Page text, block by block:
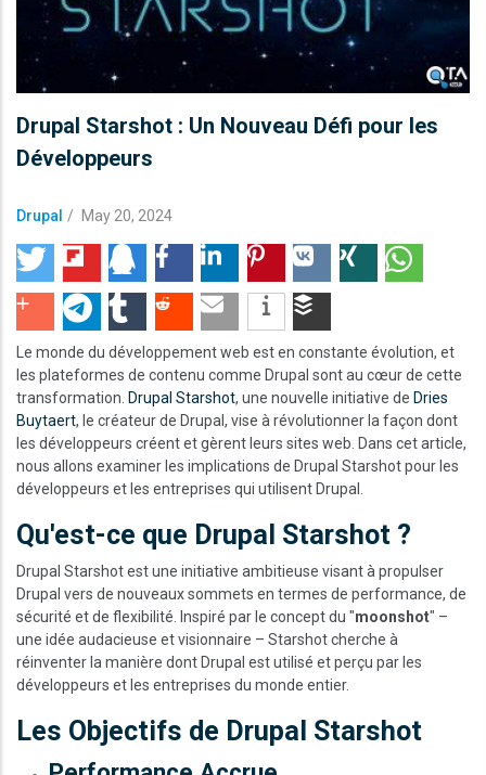
Drupal Starshot : Un Nouveau Défi pour les
Développeurs
Drupal / May 20, 2024
Le monde du développement web est en constante évolution, et
les plateformes de contenu comme Drupal sont au cœur de cette
transformation. Drupal Starshot, une nouvelle initiative de Dries
Buytaert, le créateur de Drupal, vise à révolutionner la façon dont
les développeurs créent et gèrent leurs sites web. Dans cet article,
nous allons examiner les implications de Drupal Starshot pour les
développeurs et les entreprises qui utilisent Drupal.
Qu'est-ce que Drupal Starshot ?
Drupal Starshot est une initiative ambitieuse visant à propulser
Drupal vers de nouveaux sommets en termes de performance, de
sécurité et de flexibilité. Inspiré par le concept du "moonshot" –
une idée audacieuse et visionnaire – Starshot cherche à
réinventer la manière dont Drupal est utilisé et perçu par les
développeurs et les entreprises du monde entier.
Les Objectifs de Drupal Starshot